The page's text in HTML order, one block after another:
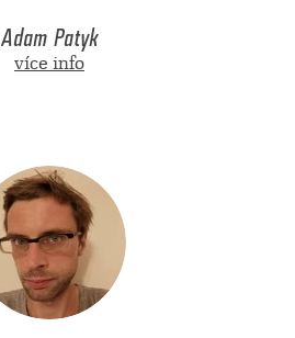
Adam Patyk
více info